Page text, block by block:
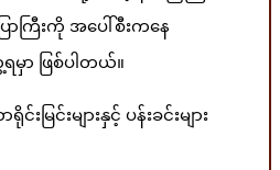
ကြီးကို အပေါ်စီးကနေ
မှာ ဖြစ်ပါတယ်။
းမြင်းများနှင့် ပန်းခင်းများ